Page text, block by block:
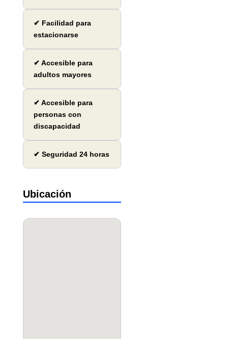
✔ Facilidad para
estacionarse
✔ Accesible para
adultos mayores
✔ Accesible para
personas con
discapacidad
✔ Seguridad 24 horas
Ubicación